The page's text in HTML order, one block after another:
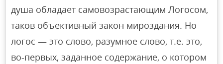
душа обладает самовозрастающим Логосом,
таков объективный закон мироздания. Но
логос — это слово, разумное слово, т.е. это,
во-первых, заданное содержание, о котором